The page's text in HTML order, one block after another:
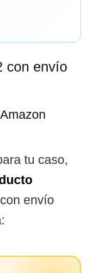
con envío
tu caso,
envío